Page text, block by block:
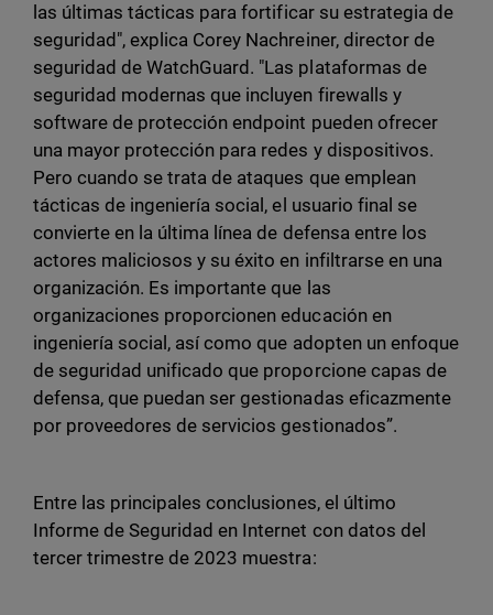
las últimas tácticas para fortificar su estrategia de
seguridad", explica Corey Nachreiner, director de
seguridad de WatchGuard. "Las plataformas de
seguridad modernas que incluyen firewalls y
software de protección endpoint pueden ofrecer
una mayor protección para redes y dispositivos.
Pero cuando se trata de ataques que emplean
tácticas de ingeniería social, el usuario final se
convierte en la última línea de defensa entre los
actores maliciosos y su éxito en infiltrarse en una
organización. Es importante que las
organizaciones proporcionen educación en
ingeniería social, así como que adopten un enfoque
de seguridad unificado que proporcione capas de
defensa, que puedan ser gestionadas eficazmente
por proveedores de servicios gestionados”.
Entre las principales conclusiones, el último
Informe de Seguridad en Internet con datos del
tercer trimestre de 2023 muestra: